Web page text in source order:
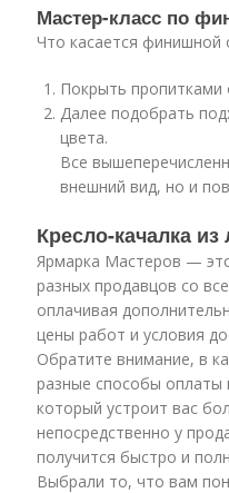
Мастер-класс по
Что касается финишной
Покрыть пропитками
Далее подобрать
цвета.
Все
внешний вид, но и
Кресло-качалка
Ярмарка Мастеров —
разных продавцов со
оплачивая
цены работ и условия
Обратите внимание, в
разные способы оплаты
который устроит вас
непосредственно у
получится быстро и
Выбрали то, что вам